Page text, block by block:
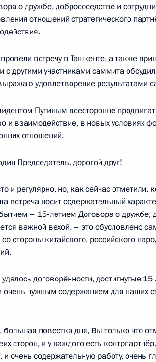
переговоров в расширенном
апостола Андрея Первозванного
Святого апостола Андрея
КНР Си Цзиньпина
Председателем КНР Си Цзиньпином
КНР Си Цзиньпину
о дружбе, добрососедстве и
отношений стратегического
встречу в Ташкенте, а также
другими участниками саммита
удовлетворение результатами
Путиным всесторонне
и взаимодействие, в новых условиях
отношений.
Председатель, дорогой друг!
и регулярно, но, как сейчас отметили,
встреча носит содержательный
– 15‑летием Договора о дружбе,
важной вехой, – это обусловлено
стороны китайского, российского
договорённости, достигнутые 15
нужным содержанием для наших
большая повестка дня, Вы только что
сторон, и у каждого есть
очень содержательную работу, очень